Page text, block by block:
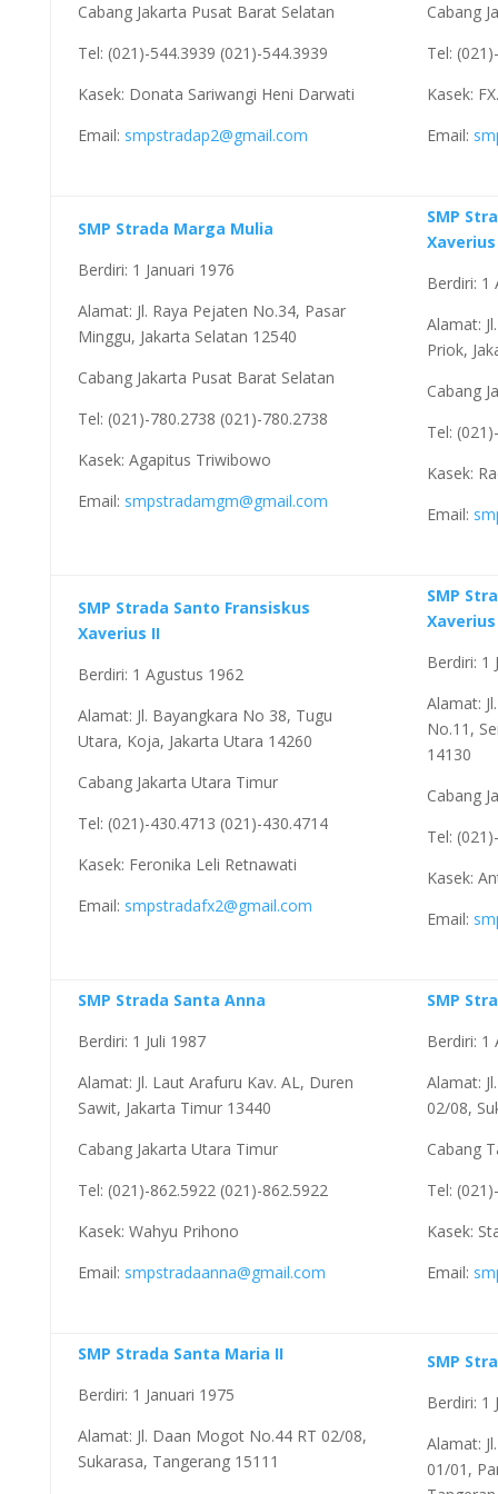
Cabang Jakarta Pusat Barat Selatan
Tel: (021)-544.3939 (021)-544.3939
Kasek: Donata Sariwangi Heni Darwati
Email: smpstradap2@gmail.com
Cabang
Tel:
Kasek:
Email:
SMP Strada Marga Mulia
Berdiri: 1 Januari 1976
Alamat: Jl. Raya Pejaten No.34, Pasar
Minggu, Jakarta Selatan 12540
Cabang Jakarta Pusat Barat Selatan
Tel: (021)-780.2738 (021)-780.2738
Kasek: Agapitus Triwibowo
Email: smpstradamgm@gmail.com
SMP
Berdiri: 1
Alamat:
Priok,
Cabang
Tel:
Kasek:
Email:
SMP Strada Santo Fransiskus
Xaverius II
Berdiri: 1 Agustus 1962
Alamat: Jl. Bayangkara No 38, Tugu
Utara, Koja, Jakarta Utara 14260
Cabang Jakarta Utara Timur
Tel: (021)-430.4713 (021)-430.4714
Kasek: Feronika Leli Retnawati
Email: smpstradafx2@gmail.com
SMP
Xaverius
Berdiri: 1
Alamat:
No.11,
14130
Cabang
Tel:
Kasek:
Email:
SMP Strada Santa Anna
Berdiri: 1 Juli 1987
Alamat: Jl. Laut Arafuru Kav. AL, Duren
Sawit, Jakarta Timur 13440
Cabang Jakarta Utara Timur
Tel: (021)-862.5922 (021)-862.5922
Kasek: Wahyu Prihono
Email: smpstradaanna@gmail.com
SMP
Berdiri: 1
Alamat:
02/08,
Cabang
Tel:
Kasek:
Email:
SMP Strada Santa Maria II
Berdiri: 1 Januari 1975
Alamat: Jl. Daan Mogot No.44 RT 02/08,
Sukarasa, Tangerang 15111
SMP
Berdiri: 1
Alamat:
01/01,